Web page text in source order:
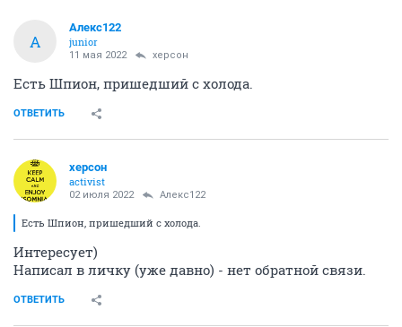
А
Алекс122
junior
11 мая 2022 херсон
Есть Шпион, пришедший с холода.
ОТВЕТИТЬ
херсон
activist
02 июля 2022 Алекс122
Есть Шпион, пришедший с холода.
Интересует)
Написал в личку (уже давно) - нет обратной связи.
ОТВЕТИТЬ